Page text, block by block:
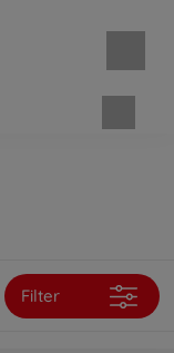
Filter